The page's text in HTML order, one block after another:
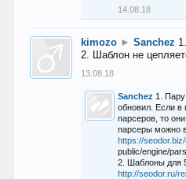
14.08.18
kimozo ► Sanchez
2. Шаблон не
13.08.18
Sanchez 1.
обновил. Если в
парсеров, то
парсеры можно
https://
public/engine/
2. Шаблоны для
http://seodor.ru/